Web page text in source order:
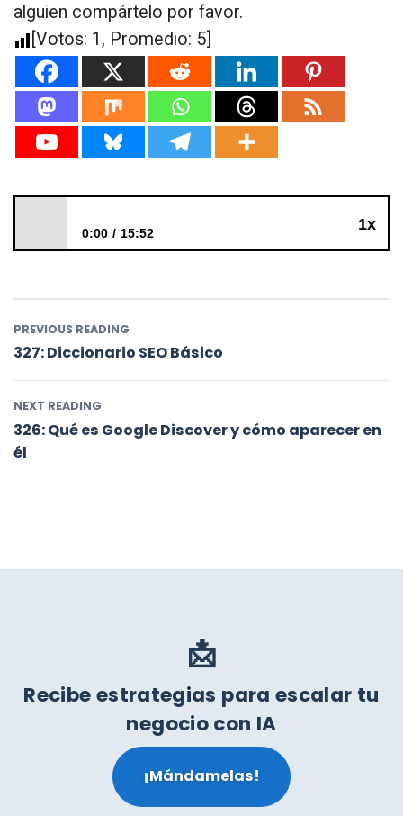
alguien compártelo por favor.
[Votos: 1 , Promedio: 5
1x
0:00 15:52
PREVIOUS READING
327: Diccionario SEO Básico
NEXT READING
326: Qué es Google Discover y cómo aparecer en
él
📩
Recibe estrategias para escalar tu
negocio con IA
¡Mándamelas!